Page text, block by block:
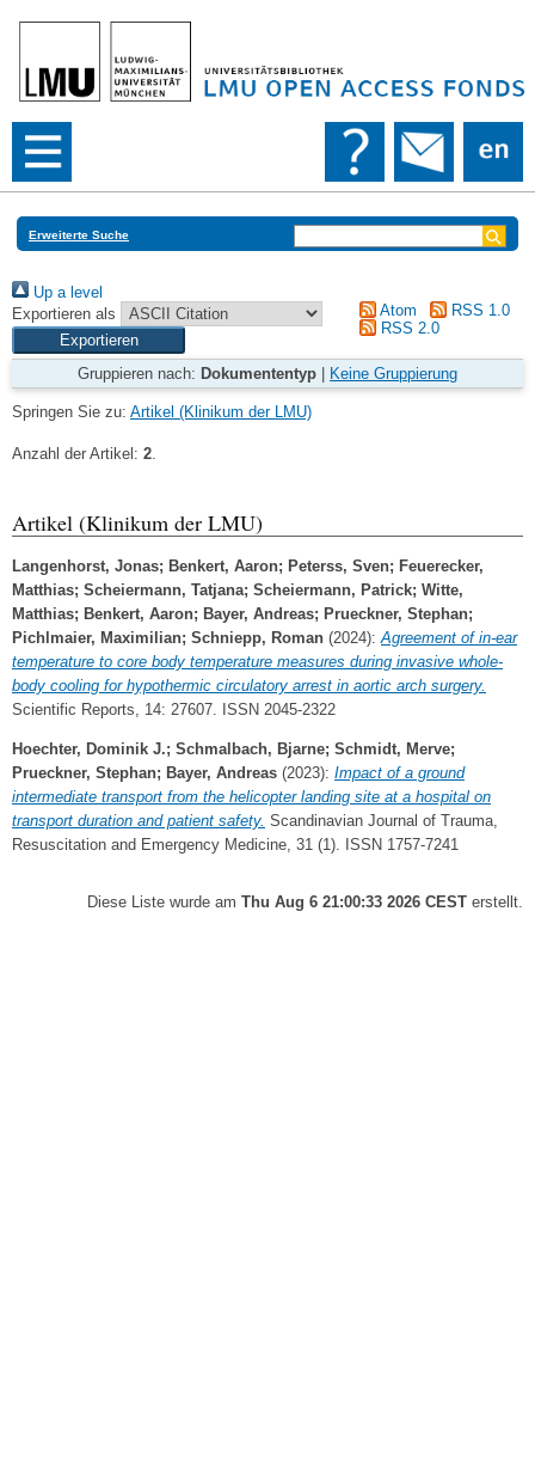
Erweiterte Suche
Up a level
Exportieren als
Atom
RSS 1.0
RSS 2.0
Gruppieren nach: Dokumententyp Keine Gruppierung
Springen Sie zu: Artikel (Klinikum der LMU)
Anzahl der Artikel: 2.
Artikel (Klinikum der LMU)
Langenhorst, Jonas; Benkert, Aaron; Peterss, Sven; Feuerecker,
Matthias; Scheiermann, Tatjana; Scheiermann, Patrick; Witte,
Matthias; Benkert, Aaron; Bayer, Andreas; Prueckner, Stephan;
Pichlmaier, Maximilian; Schniepp, Roman (2024):Agreement of in-ear
temperature to core body temperature measures during invasive whole-
body cooling for hypothermic circulatory arrest in aortic arch surgery.
Scientific Reports, 14: 27607. ISSN 2045-2322
Hoechter, Dominik J.; Schmalbach, Bjarne; Schmidt, Merve;
Prueckner, Stephan; Bayer, Andreas (2023): Impact of a ground
intermediate transport from the helicopter landing site at a hospital on
transport duration and patient safety. Scandinavian Journal of Trauma,
Resuscitation and Emergency Medicine, 31 (1). ISSN 1757-7241
Diese Liste wurde am Thu Aug 6 21:00:33 2026 CEST erstellt.